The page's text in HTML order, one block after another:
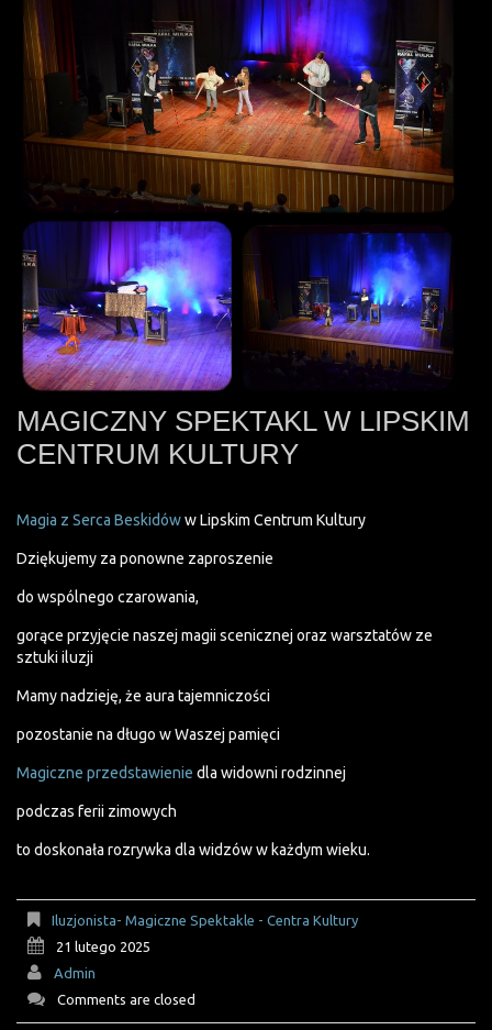
MAGICZNY SPEKTAKL W LIPSKIM
CENTRUM KULTURY
Magia z Serca Beskidóww Lipskim Centrum Kultury
Dziękujemy za ponowne zaproszenie
do wspólnego czarowania,
gorące przyjęcie naszej magii scenicznej oraz warsztatów ze
sztuki iluzji
Mamy nadzieję, że aura tajemniczości
pozostanie na długo w Waszej pamięci
Magiczne przedstawienie dla widowni rodzinnej
podczas ferii zimowych
to doskonała rozrywka dla widzów w każdym wieku.
Iluzjonista- Magiczne Spektakle - Centra Kultury
21 lutego 2025
Admin
Comments are closed